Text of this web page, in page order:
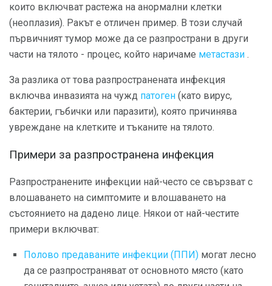
които включват растежа на анормални клетки
(неоплазия). Ракът е отличен пример. В този случай
първичният тумор може да се разпространи в други
части на тялото - процес, който наричаме метастази .
За разлика от това разпространената инфекция
включва инвазията на чужд патоген (като вирус,
бактерии, гъбички или паразити), която причинява
увреждане на клетките и тъканите на тялото.
Примери за разпространена инфекция
Разпространените инфекции най-често се свързват с
влошаването на симптомите и влошаването на
състоянието на дадено лице. Някои от най-честите
примери включват:
Полово предаваните инфекции (ППИ) могат лесно
да се разпространяват от основното място (като